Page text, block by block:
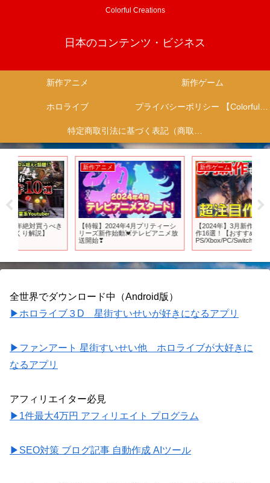
Colorful Creations
日本のコンテンツ・ビジネス
新作アニメ 新作ゲーム
ホロライブ プライバシーポリシー 【Colorful Creation】
特定商取引法に基づく表記（商取引に関する開示）
新作アニメ
【特報】2024年4月プリティーシ
リーズ新作始動💓テレビアニメ放
新作ゲーム
【2024年】3月新作ゲームの注目
作16選！【おすすめゲーム紹介
PS/Xbox/PC/Switch】
全世界でダウンロード中（Android版）
▶ホロライブ３D 星街すいせいが好きになるアプリ
▶ファンアート 星街すいせい他 ホロライブが大好きに
なるアプリ
アフィリエイター必見
▶1件最大4万円 アフィリエイト プログラム
▶SEO対策 ブログ記事 自動作成 AIツール